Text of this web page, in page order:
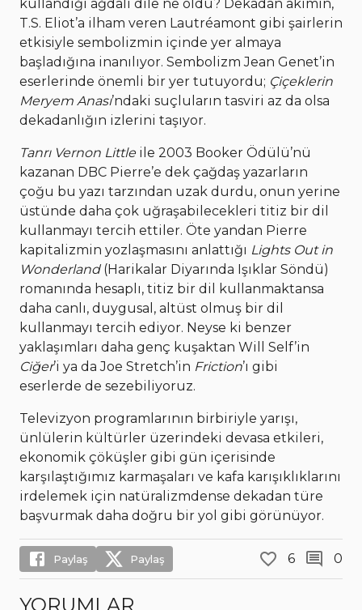
kullandığı ağdalı dile ne oldu? Dekadan akımın,
T.S. Eliot’a ilham veren Lautréamont gibi şairlerin
etkisiyle sembolizmin içinde yer almaya
başladığına inanılıyor. Sembolizm Jean Genet’in
eserlerinde önemli bir yer tutuyordu; Çiçeklerin
Meryem Anası’ndaki suçluların tasviri az da olsa
dekadanlığın izlerini taşıyor.
Tanrı Vernon Littleile 2003 Booker Ödülü’nü
kazanan DBC Pierre’e dek çağdaş yazarların
çoğu bu yazı tarzından uzak durdu, onun yerine
üstünde daha çok uğraşabilecekleri titiz bir dil
kullanmayı tercih ettiler. Öte yandan Pierre
kapitalizmin yozlaşmasını anlattığı Lights Out in
Wonderland(Harikalar Diyarında Işıklar Söndü)
romanında hesaplı, titiz bir dil kullanmaktansa
daha canlı, duygusal, altüst olmuş bir dil
kullanmayı tercih ediyor. Neyse ki benzer
yaklaşımları daha genç kuşaktan Will Self’in
Ciğer’i ya da Joe Stretch’in Friction’ı gibi
eserlerde de sezebiliyoruz.
Televizyon programlarının birbiriyle yarışı,
ünlülerin kültürler üzerindeki devasa etkileri,
ekonomik çöküşler gibi gün içerisinde
karşılaştığımız karmaşaları ve kafa karışıklıklarını
irdelemek için natüralizmdense dekadan türe
başvurmak daha doğru bir yol gibi görünüyor.
Paylaş Paylaş 6 0
YORUMLAR